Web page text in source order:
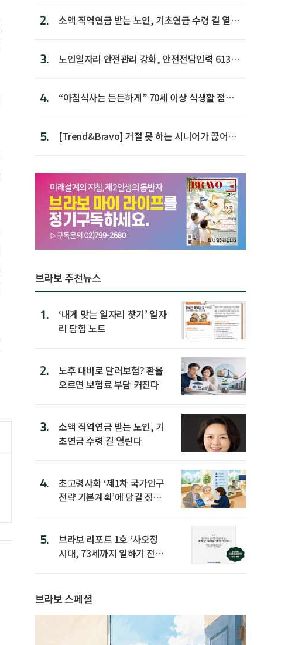
2.
소액 직역연금 받는 노인, 기초연금 수령 길 열린
3.
노인일자리 안전관리 강화, 안전전담인력 613명
4.
“아침식사는 든든하게” 70세 이상 식생활 점수
5.
[Trend&Bravo] 거절 못 하는 시니어가 끊어야
브라보 추천뉴스
1.
‘내게 맞는 일자리 찾기’ 일자
리 탐험 노트
2.
노후 대비로 달러보험? 환율
오르면 보험료 부담 커진다
3.
소액 직역연금 받는 노인, 기
초연금 수령 길 열린다
4.
초고령사회 ‘제1차 국가인구
전략 기본계획’에 담길 정책
5.
브라보 리포트 1호 ‘사오정
시대, 73세까지 일하기 전략’
브라보 스페셜